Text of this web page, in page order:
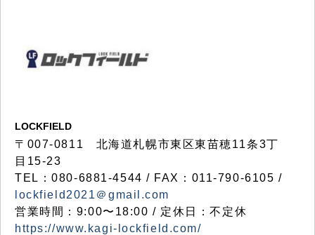
LOCKFIELD
〒007-0811 北海道札幌市東区東苗穂11条3丁
目15-23
TEL：080-6881-4544 / FAX：011-790-6105 /
lockfield2021＠gmail.com
営業時間：9:00〜18:00 / 定休日：不定休
https://www.kagi-lockfield.com/